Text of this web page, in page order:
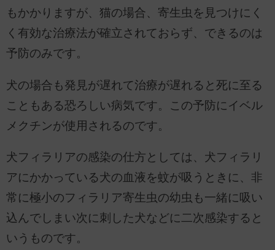
もかかりますが、猫の場合、寄生虫を見つけにく
く有効な治療法が確立されておらず、できるのは
予防のみです。
犬の場合も発見が遅れて治療が遅れると死に至る
こともある恐ろしい病気です。この予防にイベル
メクチンが使用されるのです。
犬フィラリアの感染の仕方としては、犬フィラリ
アにかかっている犬の血液を蚊が吸うときに、非
常に極小のフィラリア寄生虫の幼虫も一緒に吸い
込んでしまい次に刺した犬などに二次感染すると
いうものです。